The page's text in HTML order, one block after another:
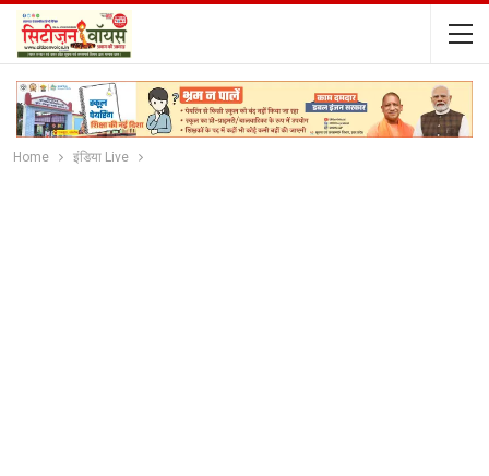
Home इंडिया Live